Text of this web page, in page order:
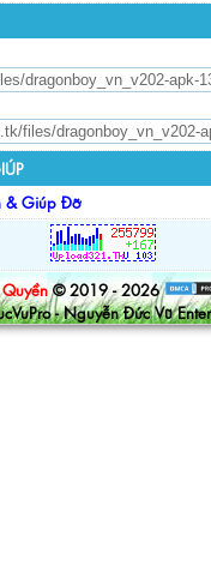
& Giúp Đỡ
© 2019 - 2026
- Nguyễn Đức Vũ